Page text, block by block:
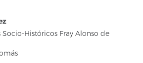
Históricos Fray Alonso de